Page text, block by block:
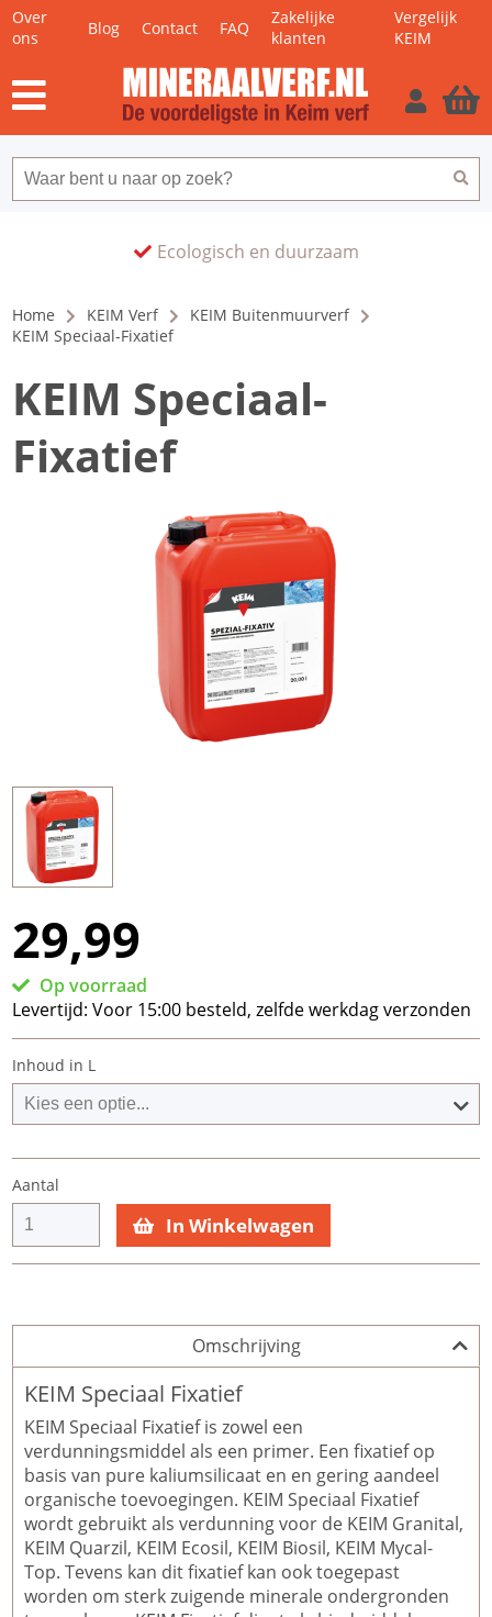
Over
ons
Blog Contact FAQ
Zakelijke
klanten
Vergelijk
KEIM
Ecologisch en duurzaam
Home KEIM Verf
KEIM Buitenmuurverf
KEIM Speciaal-Fixatief
KEIM Speciaal-
Fixatief
29,99
Op voorraad
Levertijd:Voor 15:00 besteld, zelfde werkdag verzonden
Inhoud in L
Aantal
In Winkelwagen
Omschrijving
KEIM Speciaal Fixatief
KEIM Speciaal Fixatief is zowel een
verdunningsmiddel als een primer. Een fixatief op
basis van pure kaliumsilicaat en en gering aandeel
organische toevoegingen. KEIM Speciaal Fixatief
wordt gebruikt als verdunning voor de KEIM Granital,
KEIM Quarzil, KEIM Ecosil, KEIM Biosil, KEIM Mycal-
Top. Tevens kan dit fixatief kan ook toegepast
worden om sterk zuigende minerale ondergronden